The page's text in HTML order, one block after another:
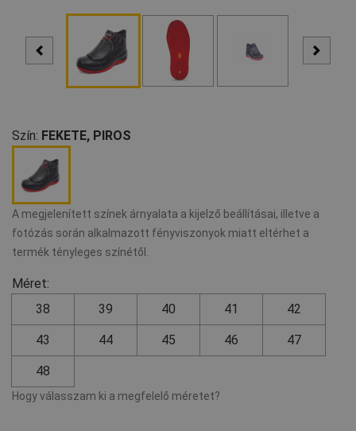
Szín: FEKETE, PIROS
A megjelenített színek árnyalata a kijelző beállításai, illetve a
fotózás során alkalmazott fényviszonyok miatt eltérhet a
termék tényleges színétől.
Méret:
38
39 40 41 42
43 44 45 46 47
48
Hogy válasszam ki a megfelelő méretet?